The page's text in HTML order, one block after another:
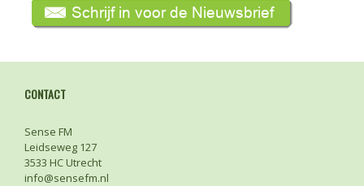
CONTACT
Sense FM
Leidseweg 127
3533 HC Utrecht
info@sensefm.nl